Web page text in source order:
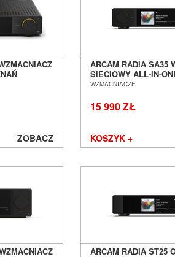
ZOBACZ
ARCAM RADIA SA35
SIECIOWY ALL-IN-
POZNAŃ WROCŁAW
WZMACNIACZE
15 990 ZŁ
KOSZYK +
ARCAM RADIA ST25